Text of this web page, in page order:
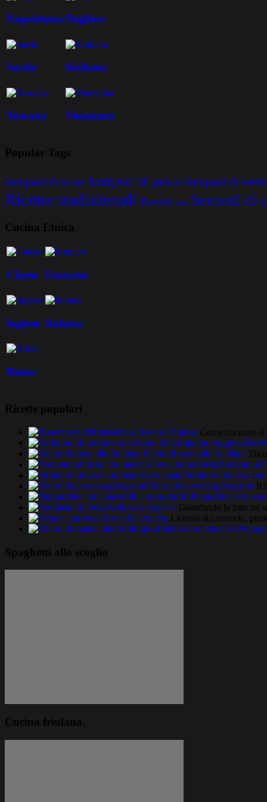
NapoletanaPugliese
Sarda Siciliana
Toscana Veneziana
Popular Tags
Antipasti di carneAntipasti di pesce Antipasti di
Ricette tradizionali Risotti Salse Secondi di
Cucina Etnica
Cinese Francese
Inglese Italiana
Russa
Ricette popolari
Roast beef all’inglese Come cucinare
Filetto di orata alla Siciliana Da
Branzino al
Stufato di manzo con
Filetto di passera agli agrumi Il
Pappardelle con
Antipasto di pesce Guardando la foto mi
Trota al cartoccio La trota al cartoccio,
Filetto di maiale alla
Spaghetti allo scoglio
Cucina friulana.